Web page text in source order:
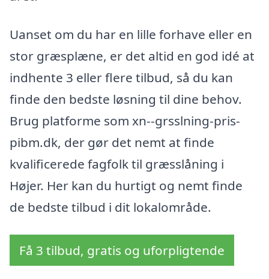
Uanset om du har en lille forhave eller en
stor græsplæne, er det altid en god idé at
indhente 3 eller flere tilbud, så du kan
finde den bedste løsning til dine behov.
Brug platforme som xn--grsslning-pris-
pibm.dk, der gør det nemt at finde
kvalificerede fagfolk til græsslåning i
Højer. Her kan du hurtigt og nemt finde
de bedste tilbud i dit lokalområde.
Få 3 tilbud, gratis og uforpligtende